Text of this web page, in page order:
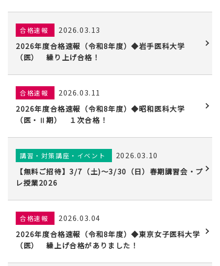
合格速報
2026.03.13
2026年度合格速報（令和8年度）◆岩手医科大学
（医） 繰り上げ合格！
合格速報
2026.03.11
2026年度合格速報（令和8年度）◆昭和医科大学
（医・Ⅱ期） １次合格！
講習・対策講座・イベント
2026.03.10
【無料ご招待】3/7（土)〜3/30（日）春期講習会・プ
レ授業2026
合格速報
2026.03.04
2026年度合格速報（令和8年度）◆東京女子医科大学
（医） 繰上げ合格がありました！